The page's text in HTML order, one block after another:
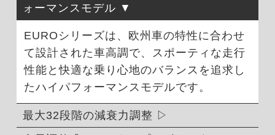
ォーマンスモデル
EUROシリーズは、欧州車の特性に合わせ
て設計された車高調で、スポーティな走行
性能と快適な乗り心地のバランスを追求し
たハイパフォーマンスモデルです。
最大32段階の減衰力調整